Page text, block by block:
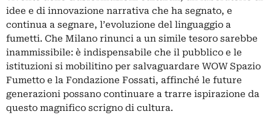
idee e di innovazione narrativa che ha segnato, e
continua a segnare, l’evoluzione del linguaggio a
fumetti. Che Milano rinunci a un simile tesoro sarebbe
inammissibile: è indispensabile che il pubblico e le
istituzioni si mobilitino per salvaguardare WOW Spazio
Fumetto e la Fondazione Fossati, affinché le future
generazioni possano continuare a trarre ispirazione da
questo magnifico scrigno di cultura.